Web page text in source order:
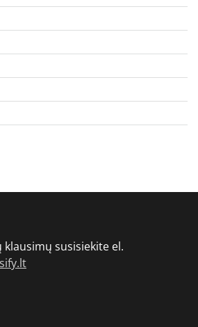
susisiekite el.